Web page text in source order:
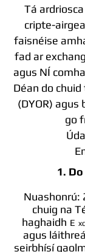
Tá
cripte-
faisnéise
fad ar
agus NÍ
Déan do
(DYOR) agus
go
1.
Nuashonrú:
chuig na
haghaidh E
agus
seirbhísí